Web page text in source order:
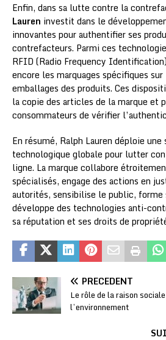
Enfin, dans sa lutte contre la
Lauren investit dans le
innovantes pour authentifier ses
contrefacteurs. Parmi ces
RFID (Radio Frequency
encore les marquages spécifiques
emballages des produits. Ces
la copie des articles de la marque et
consommateurs de vérifier
En résumé, Ralph Lauren déploie
technologique globale pour lutter
ligne. La marque collabore
spécialisés, engage des actions en
autorités, sensibilise le public, forme
développe des technologies anti-
sa réputation et ses droits de
PRÉCÉDENT
Le rôle de la raison
l’environnement